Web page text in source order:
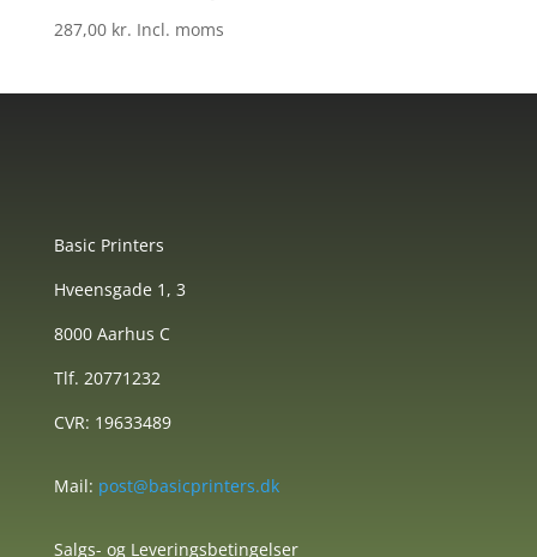
287,00 kr. Incl. moms
Basic Printers
Hveensgade 1, 3
8000 Aarhus C
Tlf. 20771232
CVR: 19633489
Mail: post@basicprinters.dk
Salgs- og Leveringsbetingelser